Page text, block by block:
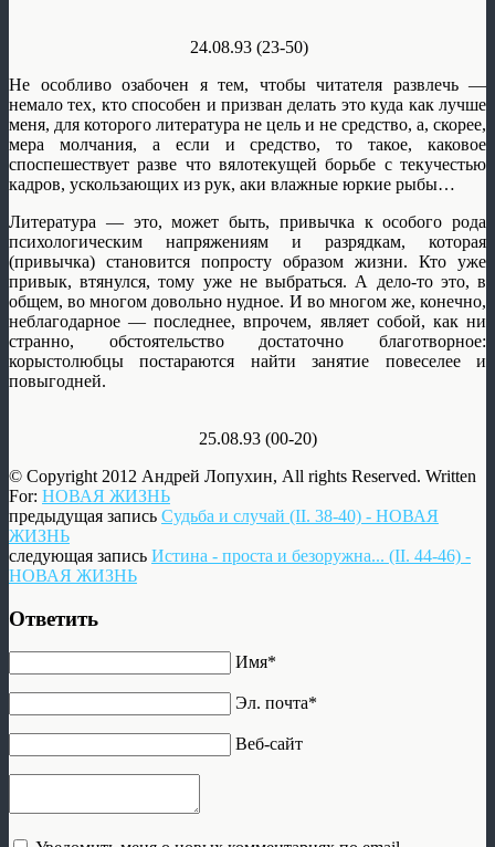
24.08.93 (23-50)
Не особливо озабочен я тем, чтобы читателя развлечь —
немало тех, кто способен и призван делать это куда как лучше
меня, для которого литература не цель и не средство, а, скорее,
мера молчания, а если и средство, то такое, каковое
споспешествует разве что вялотекущей борьбе с текучестью
кадров, ускользающих из рук, аки влажные юркие рыбы…
Литература — это, может быть, привычка к особого рода
психологическим напряжениям и разрядкам, которая
(привычка) становится попросту образом жизни. Кто уже
привык, втянулся, тому уже не выбраться. А дело-то это, в
общем, во многом довольно нудное. И во многом же, конечно,
неблагодарное — последнее, впрочем, являет собой, как ни
странно, обстоятельство достаточно благотворное:
корыстолюбцы постараются найти занятие повеселее и
повыгодней.
25.08.93 (00-20)
© Copyright 2012 Андрей Лопухин, All rights Reserved. Written
For: НОВАЯ ЖИЗНЬ
предыдущая запись Судьба и случай (II. 38-40) - НОВАЯ
ЖИЗНЬ
следующая запись Истина - проста и безоружна... (II. 44-46) -
НОВАЯ ЖИЗНЬ
Ответить
Имя*
Эл. почта*
Веб-сайт